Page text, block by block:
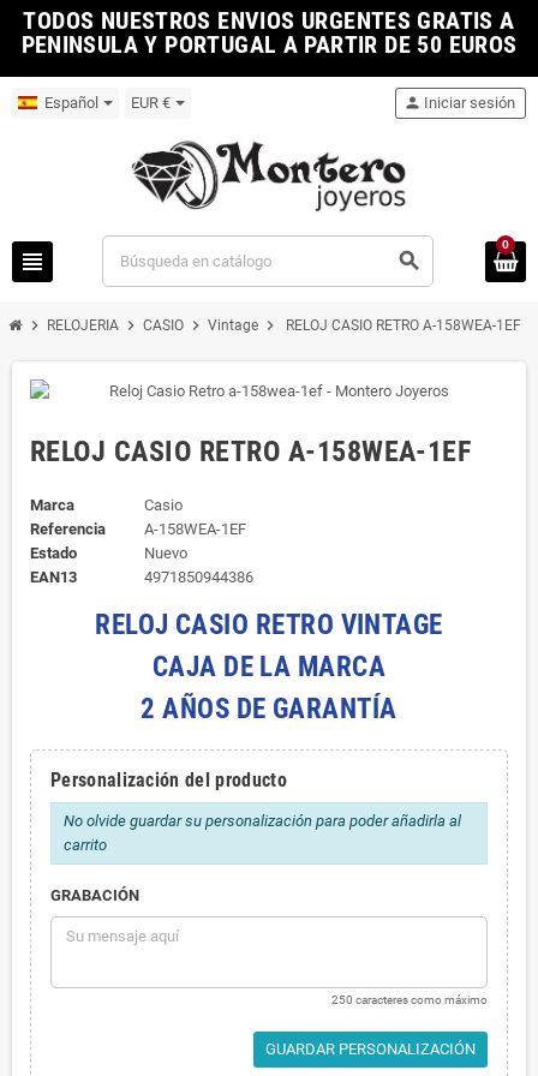
TODOS NUESTROS ENVIOS URGENTES GRATIS A
PENINSULA Y PORTUGAL A PARTIR DE 50 EUROS
Español EUR €
view_headline search
person Iniciar sesión
0
chevron_right RELOJERIA chevron_right CASIO chevron_right Vintage chevron_right RELOJ CASIO RETRO A-158WEA-1EF
RELOJ CASIO RETRO A-158WEA-1EF
Marca
Casio
Referencia
A-158WEA-1EF
Estado
Nuevo
EAN13
4971850944386
RELOJ CASIO RETRO VINTAGE
CAJA DE LA MARCA
2 AÑOS DE GARANTÍA
Personalización del producto
No olvide guardar su personalización para poder añadirla al
carrito
GRABACIÓN
250 caracteres como máximo
GUARDAR PERSONALIZACIÓN